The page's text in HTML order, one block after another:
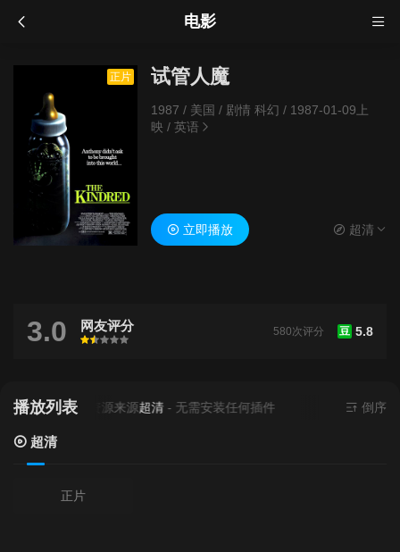
电影
正片 试管人魔
1987 / 美国 / 剧情 科幻/ 1987-01-09上
映 / 英语
立即播放 超清
3.0 网友评分
很差
较差还行推荐力荐
豆 5.8
580次评分
播放列表当前资源来源超清- 无需安装任何插件 倒序
超清
正片